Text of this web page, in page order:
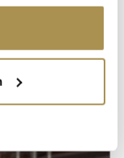
das Privacy
Lage
genau sein